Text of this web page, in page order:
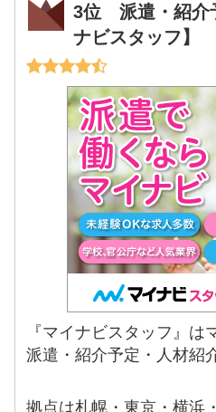
3位 派遣・紹介
ナビスタッフ】
『マイナビスタッフ』は
派遣・紹介予定・人材紹
拠点は札幌・東京・横浜